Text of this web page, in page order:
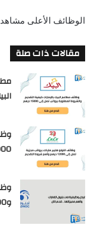
الوظائف الأعلى
مقالات ذات صلة
12000 درهم
و12,000 وأهم شروطها